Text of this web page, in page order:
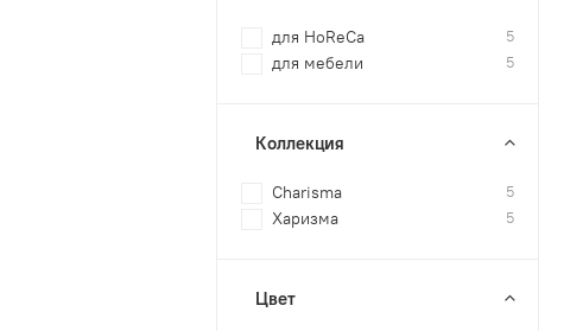
для HoReCa 5
для мебели 5
Коллекция
Charisma 5
Харизма 5
Цвет